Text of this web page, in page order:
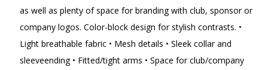
as well as plenty of space for branding with club, sponsor or
company logos. Color-block design for stylish contrasts. •
Light breathable fabric • Mesh details • Sleek collar and
sleeveending • Fitted/tight arms • Space for club/company